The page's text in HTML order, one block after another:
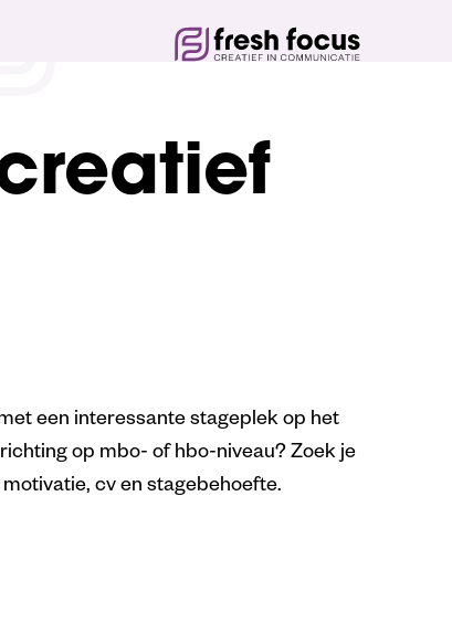
een interessante stageplek op het
op mbo- of hbo-niveau? Zoek je
cv en stagebehoefte.